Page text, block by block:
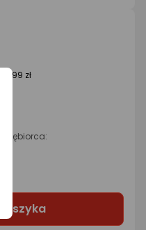
zł
koszyka